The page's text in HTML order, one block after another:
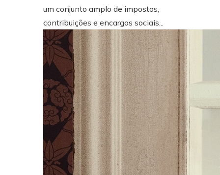
um conjunto amplo de impostos,
contribuições e encargos sociais...